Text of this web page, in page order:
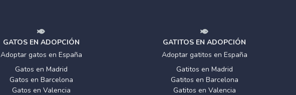
GATOS EN ADOPCIÓN
Adoptar gatos en España
Gatos en Madrid
Gatos en Barcelona
Gatos en Valencia
GATITOS EN ADOPCIÓN
Adoptar gatitos en España
Gatitos en Madrid
Gatitos en Barcelona
Gatitos en Valencia